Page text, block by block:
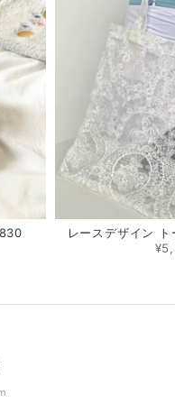
レースデザイン